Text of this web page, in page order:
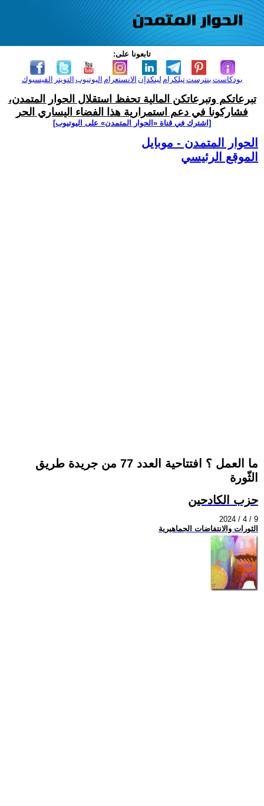
تابعونا على:
الفيسبوك التويتر اليوتيوب الانستغرام لينكدإن تيلكرامبنترست بودكاست
تبرعاتكم وتبرعاتكن المالية تحفظ استقلال الحوار المتمدن،
فشاركونا في دعم استمرارية هذا الفضاء اليساري الحر
[اشترك في قناة ‫«الحوار المتمدن» على اليوتيوب]
الحوار المتمدن - موبايل
الموقع الرئيسي
ما العمل ؟ افتتاحية العدد 77 من جريدة طريق
الثّورة
حزب الكادحين
2024 / 4 / 9
الثورات والانتفاضات الجماهيرية